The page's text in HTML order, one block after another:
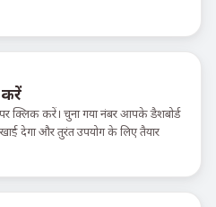
करें
क्लिक करें। चुना गया नंबर आपके डैशबोर्ड
देगा और तुरंत उपयोग के लिए तैयार